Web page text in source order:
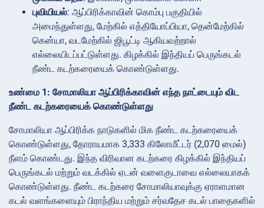
புவியியல்: ஆப்பிரிக்காவின் கொம்பு பகுதியில்
அமைந்துள்ளது, மேற்கில் எத்தியோப்பியா, தென்மேற்கில்
கென்யா, வடமேற்கில் ஜிபூட்டி ஆகியவற்றால்
எல்லையிடப்பட்டுள்ளது. கிழக்கில் இந்தியப் பெருங்கடல்
நீண்ட கடற்கரையைக் கொண்டுள்ளது.
உண்மை 1: சோமாலியா ஆப்பிரிக்காவின் எந்த நாட்டையும் விட
நீண்ட கடற்கரையைக் கொண்டுள்ளது
சோமாலியா ஆப்பிரிக்க நாடுகளில் மிக நீண்ட கடற்கரையைக்
கொண்டுள்ளது, தோராயமாக 3,333 கிலோமீட்டர் (2,070 மைல்)
நீளம் கொண்டது. இந்த விரிவான கடற்கரை கிழக்கில் இந்தியப்
பெருங்கடல் மற்றும் வடக்கில் ஏடன் வளைகுடாவை எல்லையாகக்
கொண்டுள்ளது. நீண்ட கடற்கரை சோமாலியாவுக்கு ஏராளமான
கடல் வளங்களையும் பிராந்திய மற்றும் சர்வதேச கடல் பாதைகளில்